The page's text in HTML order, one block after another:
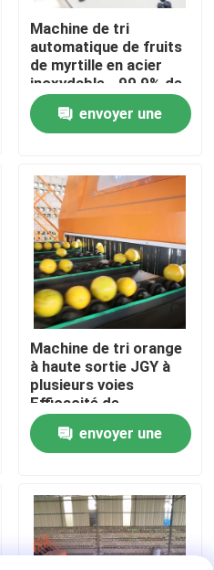
Machine de tri
automatique de fruits
de myrtille en acier
inoxydable - 99,9% de
précision
envoyer une
Machine de tri orange
à haute sortie JGY à
plusieurs voies
Efficacité de
déclenchement
envoyer une